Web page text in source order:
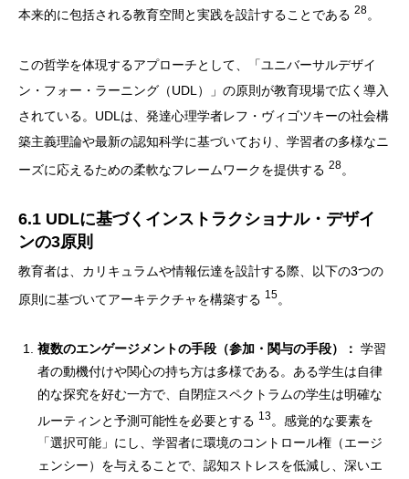
本来的に包括される教育空間と実践を設計することである 28。
この哲学を体現するアプローチとして、「ユニバーサルデザイ
ン・フォー・ラーニング（UDL）」の原則が教育現場で広く導入
されている。UDLは、発達心理学者レフ・ヴィゴツキーの社会構
築主義理論や最新の認知科学に基づいており、学習者の多様なニ
ーズに応えるための柔軟なフレームワークを提供する 28。
6.1 UDLに基づくインストラクショナル・デザイ
ンの3原則
教育者は、カリキュラムや情報伝達を設計する際、以下の3つの
原則に基づいてアーキテクチャを構築する 15。
複数のエンゲージメントの手段（参加・関与の手段）： 学習
者の動機付けや関心の持ち方は多様である。ある学生は自律
的な探究を好む一方で、自閉症スペクトラムの学生は明確な
ルーティンと予測可能性を必要とする 13。感覚的な要素を
「選択可能」にし、学習者に環境のコントロール権（エージ
ェンシー）を与えることで、認知ストレスを低減し、深いエ